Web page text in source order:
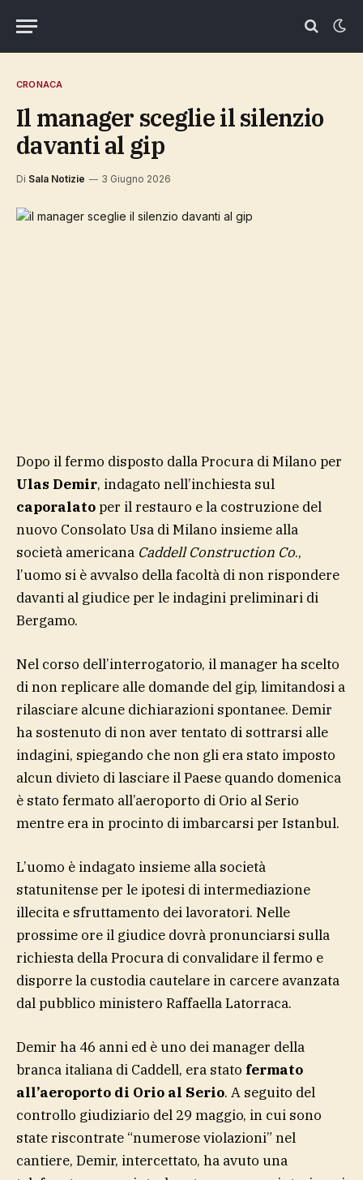
CRONACA
il manager sceglie il silenzio
davanti al gip
Di Sala Notizie 3 Giugno 2026
Dopo il fermo disposto dalla Procura di Milano per
Ulas Demir, indagato nell’inchiesta sul
caporalatoper il restauro e la costruzione del
nuovo Consolato Usa di Milano insieme alla
società americana Caddell Construction Co.,
l’uomo si è avvalso della facoltà di non rispondere
davanti al giudice per le indagini preliminari di
Bergamo.
Nel corso dell’interrogatorio, il manager ha scelto
di non replicare alle domande del gip, limitandosi a
rilasciare alcune dichiarazioni spontanee. Demir
ha sostenuto di non aver tentato di sottrarsi alle
indagini, spiegando che non gli era stato imposto
alcun divieto di lasciare il Paese quando domenica
è stato fermato all’aeroporto di Orio al Serio
mentre era in procinto di imbarcarsi per Istanbul.
L’uomo è indagato insieme alla società
statunitense per le ipotesi di intermediazione
illecita e sfruttamento dei lavoratori. Nelle
prossime ore il giudice dovrà pronunciarsi sulla
richiesta della Procura di convalidare il fermo e
disporre la custodia cautelare in carcere avanzata
dal pubblico ministero Raffaella Latorraca.
Demir ha 46 anni ed è uno dei manager della
branca italiana di Caddell, era stato fermato
all’aeroporto di Orio al Serio. A seguito del
controllo giudiziario del 29 maggio, in cui sono
state riscontrate “numerose violazioni” nel
cantiere, Demir, intercettato, ha avuto una